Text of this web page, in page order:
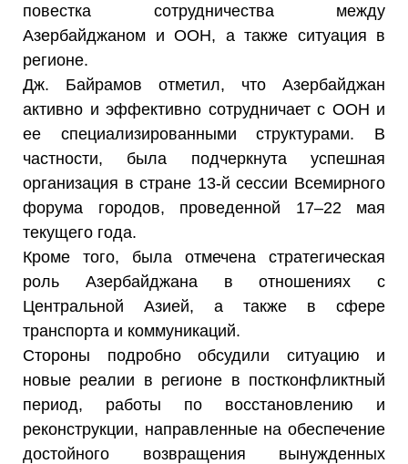
повестка сотрудничества между
Азербайджаном и ООН, а также ситуация в
регионе.
Дж. Байрамов отметил, что Азербайджан
активно и эффективно сотрудничает с ООН и
ее специализированными структурами. В
частности, была подчеркнута успешная
организация в стране 13-й сессии Всемирного
форума городов, проведенной 17–22 мая
текущего года.
Кроме того, была отмечена стратегическая
роль Азербайджана в отношениях с
Центральной Азией, а также в сфере
транспорта и коммуникаций.
Стороны подробно обсудили ситуацию и
новые реалии в регионе в постконфликтный
период, работы по восстановлению и
реконструкции, направленные на обеспечение
достойного возвращения вынужденных